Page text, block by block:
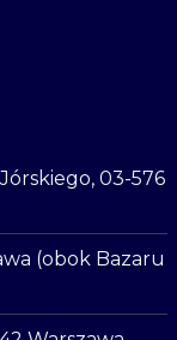
03-576
(obok Bazaru